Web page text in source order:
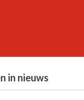
in nieuws